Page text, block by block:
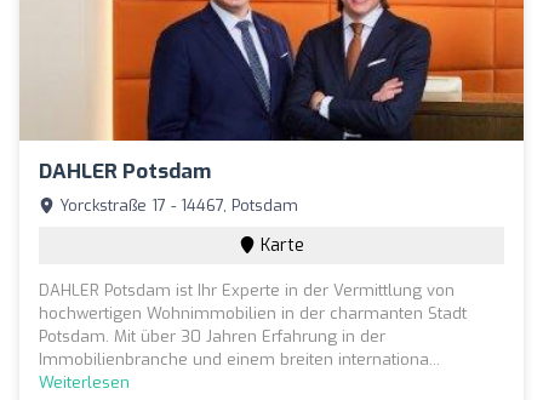
DAHLER Potsdam
Yorckstraße 17 - 14467, Potsdam
Karte
DAHLER Potsdam ist Ihr Experte in der Vermittlung von
hochwertigen Wohnimmobilien in der charmanten Stadt
Potsdam. Mit über 30 Jahren Erfahrung in der
Immobilienbranche und einem breiten internationa...
Weiterlesen